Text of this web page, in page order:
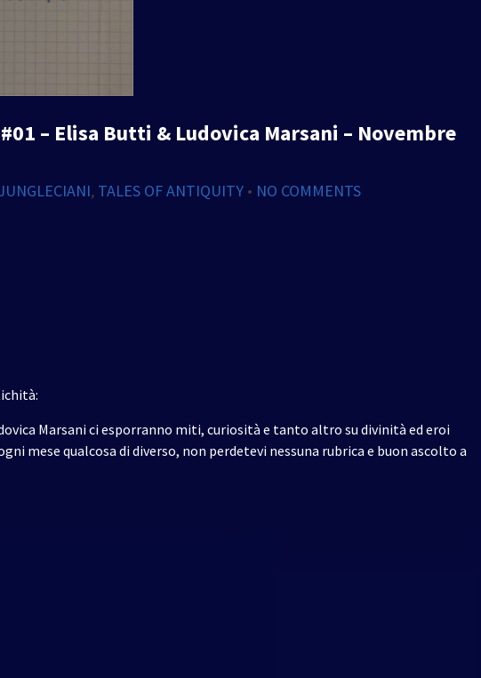
#01 – Elisa Butti & Ludovica Marsani – Novembre
, TALES OF ANTIQUITY • NO COMMENTS
Marsani ci esporranno miti, curiosità e tanto altro su divinità ed eroi
mese qualcosa di diverso, non perdetevi nessuna rubrica e buon ascolto a